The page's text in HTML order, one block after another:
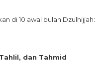
di 10 awal bulan Dzulhijjah:
dan Tahmid